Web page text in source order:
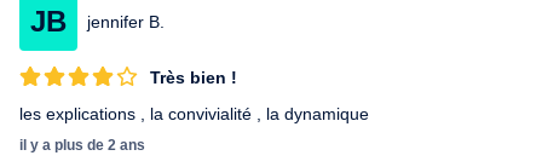
JB jennifer B.
Très bien !
les explications , la convivialité , la dynamique
il y a plus de 2 ans